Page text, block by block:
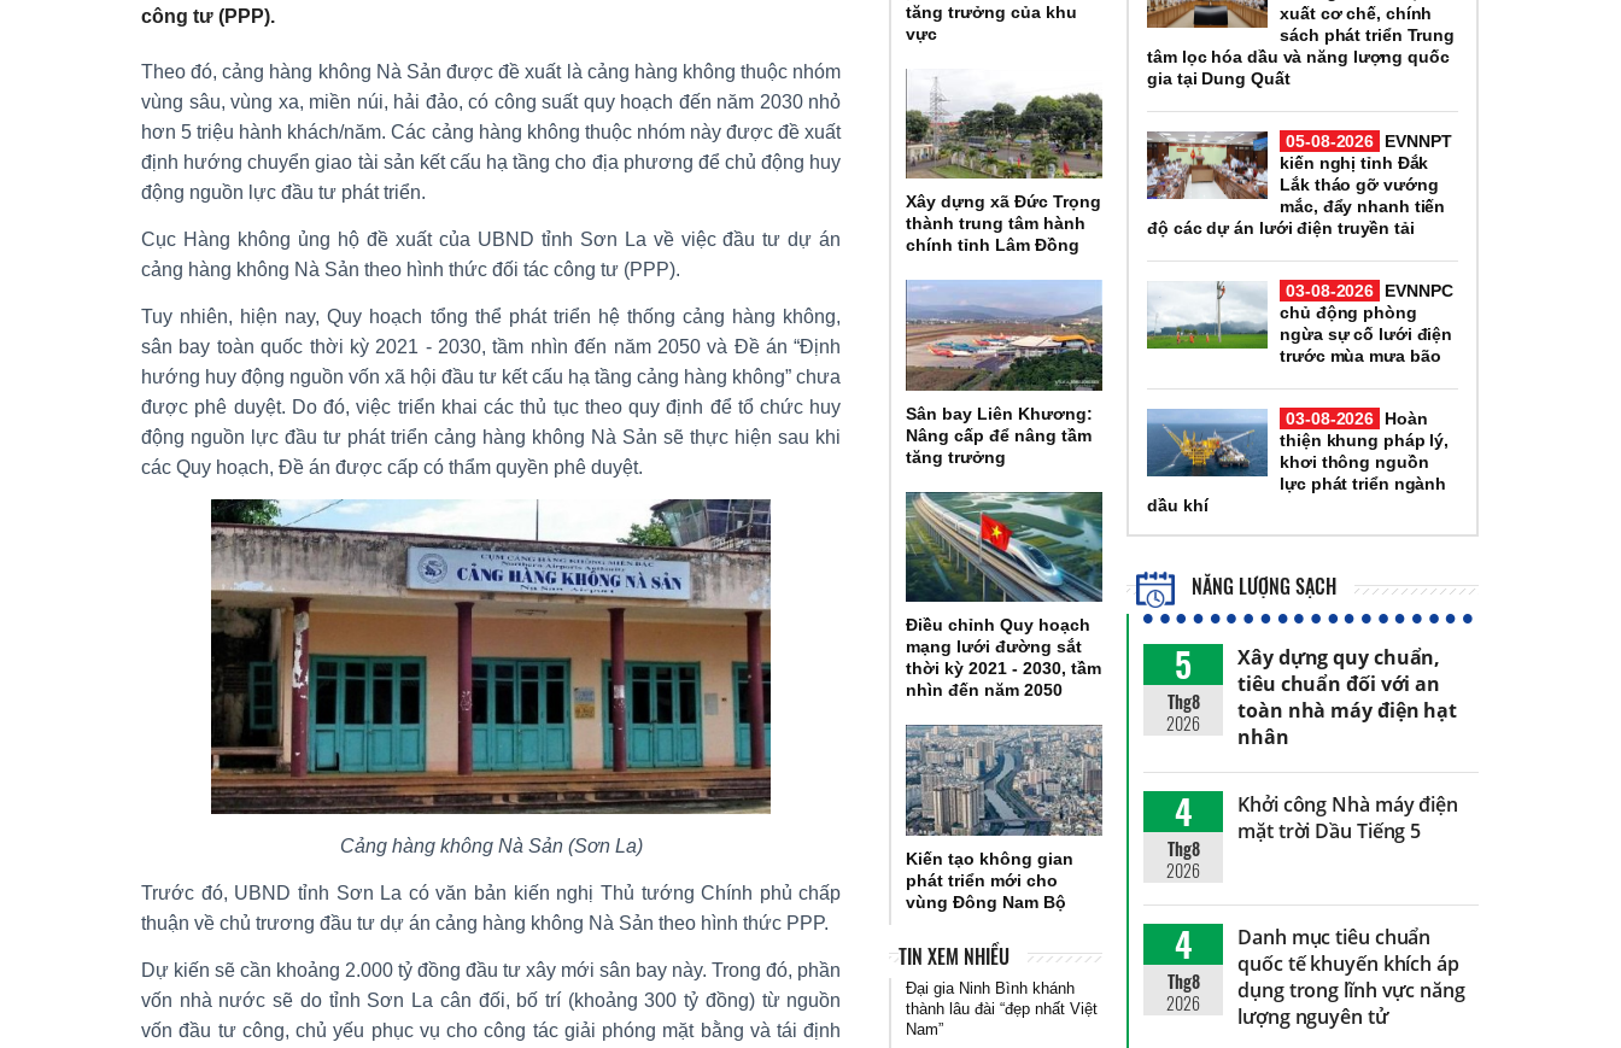
công tư (PPP).
Theo đó, cảng hàng không Nà Sản được đề xuất là cảng hàng không thuộc nhóm
vùng sâu, vùng xa, miền núi, hải đảo, có công suất quy hoạch đến năm 2030 nhỏ
hơn 5 triệu hành khách/năm. Các cảng hàng không thuộc nhóm này được đề xuất
định hướng chuyển giao tài sản kết cấu hạ tầng cho địa phương để chủ động huy
động nguồn lực đầu tư phát triển.
Cục Hàng không ủng hộ đề xuất của UBND tỉnh Sơn La về việc đầu tư dự án
cảng hàng không Nà Sản theo hình thức đối tác công tư (PPP).
Tuy nhiên, hiện nay, Quy hoạch tổng thể phát triển hệ thống cảng hàng không,
sân bay toàn quốc thời kỳ 2021 - 2030, tầm nhìn đến năm 2050 và Đề án “Định
hướng huy động nguồn vốn xã hội đầu tư kết cấu hạ tầng cảng hàng không” chưa
được phê duyệt. Do đó, việc triển khai các thủ tục theo quy định để tổ chức huy
động nguồn lực đầu tư phát triển cảng hàng không Nà Sản sẽ thực hiện sau khi
các Quy hoạch, Đề án được cấp có thẩm quyền phê duyệt.
Cảng hàng không Nà Sản (Sơn La)
Trước đó, UBND tỉnh Sơn La có văn bản kiến nghị Thủ tướng Chính phủ chấp
thuận về chủ trương đầu tư dự án cảng hàng không Nà Sản theo hình thức PPP.
Dự kiến sẽ cần khoảng 2.000 tỷ đồng đầu tư xây mới sân bay này. Trong đó, phần
vốn nhà nước sẽ do tỉnh Sơn La cân đối, bố trí (khoảng 300 tỷ đồng) từ nguồn
vốn đầu tư công, chủ yếu phục vụ cho công tác giải phóng mặt bằng và tái định
tăng trưởng của khu
vực
Xây dựng xã Đức Trọng
thành trung tâm hành
chính tỉnh Lâm Đồng
Sân bay Liên Khương:
Nâng cấp để nâng tầm
tăng trưởng
Điều chỉnh Quy hoạch
mạng lưới đường sắt
thời kỳ 2021 - 2030, tầm
nhìn đến năm 2050
Kiến tạo không gian
phát triển mới cho
vùng Đông Nam Bộ
TIN XEM NHIỀU
Đại gia Ninh Bình khánh
thành lâu đài “đẹp nhất Việt
Nam”
xuất cơ chế, chính
sách phát triển Trung
tâm lọc hóa dầu và năng lượng quốc
gia tại Dung Quất
05-08-2026
EVNNPT
kiến nghị tỉnh Đắk
Lắk tháo gỡ vướng
mắc, đẩy nhanh tiến
độ các dự án lưới điện truyền tải
03-08-2026
EVNNPC
chủ động phòng
ngừa sự cố lưới điện
trước mùa mưa bão
03-08-2026
Hoàn
thiện khung pháp lý,
khơi thông nguồn
lực phát triển ngành
dầu khí
NĂNG LƯỢNG SẠCH
5
Thg8
2026
Xây dựng quy chuẩn,
tiêu chuẩn đối với an
toàn nhà máy điện hạt
nhân
4
Thg8
2026
Khởi công Nhà máy điện
mặt trời Dầu Tiếng 5
4
Thg8
2026
Danh mục tiêu chuẩn
quốc tế khuyến khích áp
dụng trong lĩnh vực năng
lượng nguyên tử